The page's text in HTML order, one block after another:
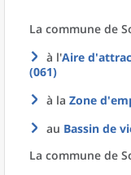
La commune de
à l'Aire
(061)
à la Zone
au Bassin de
La commune de